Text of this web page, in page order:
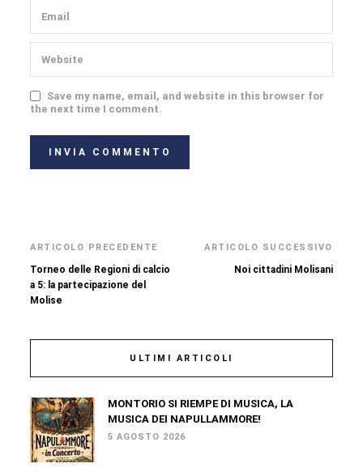
Save my name, email, and website in this browser for
the next time I comment.
ARTICOLO PRECEDENTE
Torneo delle Regioni di calcio
a 5: la partecipazione del
Molise
ARTICOLO SUCCESSIVO
Noi cittadini Molisani
ULTIMI ARTICOLI
MONTORIO SI RIEMPE DI MUSICA, LA
MUSICA DEI NAPULLAMMORE!
5 AGOSTO 2026